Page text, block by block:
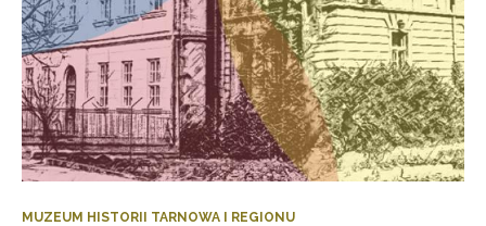
MUZEUM HISTORII TARNOWA I REGIONU